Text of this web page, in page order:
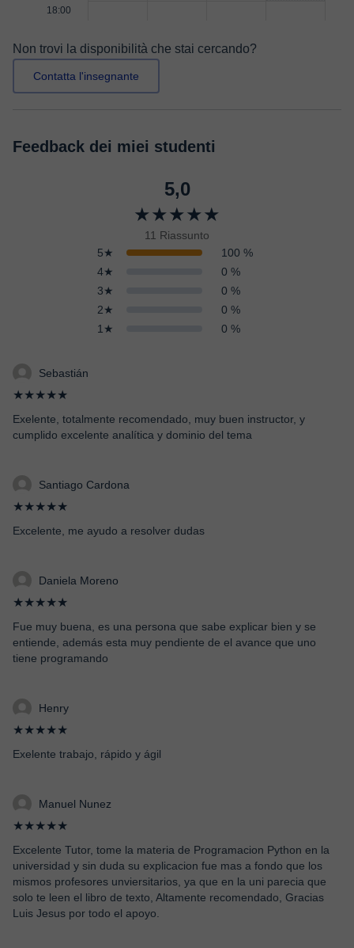
18:00
Non trovi la disponibilità che stai cercando?
Contatta l'insegnante
Feedback dei miei studenti
5,0
★★★★★
11 Riassunto
5★
100 %
4★
0 %
3★
0 %
2★
0 %
1★
0 %
Sebastián
★★★★★
Exelente, totalmente recomendado, muy buen instructor, y
cumplido excelente analítica y dominio del tema
Santiago Cardona
★★★★★
Excelente, me ayudo a resolver dudas
Daniela Moreno
★★★★★
Fue muy buena, es una persona que sabe explicar bien y se
entiende, además esta muy pendiente de el avance que uno
tiene programando
Henry
★★★★★
Exelente trabajo, rápido y ágil
Manuel Nunez
★★★★★
Excelente Tutor, tome la materia de Programacion Python en la
universidad y sin duda su explicacion fue mas a fondo que los
mismos profesores unviersitarios, ya que en la uni parecia que
solo te leen el libro de texto, Altamente recomendado, Gracias
Luis Jesus por todo el apoyo.